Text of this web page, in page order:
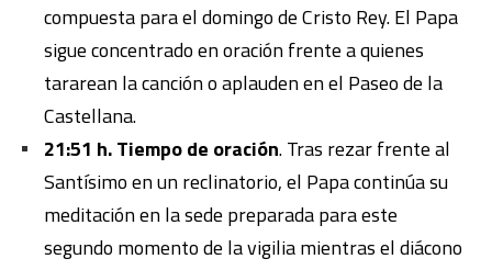
compuesta para el domingo de Cristo Rey. El Papa
sigue concentrado en oración frente a quienes
tararean la canción o aplauden en el Paseo de la
Castellana.
21:51 h. Tiempo de oración. Tras rezar frente al
Santísimo en un reclinatorio, el Papa continúa su
meditación en la sede preparada para este
segundo momento de la vigilia mientras el diácono